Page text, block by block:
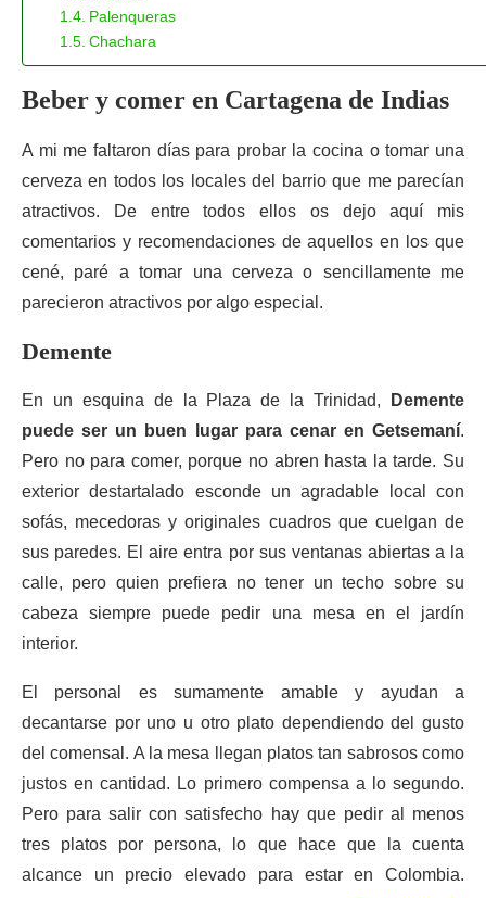
Palenqueras
Chachara
Beber y comer en Cartagena de Indias
A mi me faltaron días para probar la cocina o tomar una
cerveza en todos los locales del barrio que me parecían
atractivos. De entre todos ellos os dejo aquí mis
comentarios y recomendaciones de aquellos en los que
cené, paré a tomar una cerveza o sencillamente me
parecieron atractivos por algo especial.
Demente
En un esquina de la Plaza de la Trinidad,
Demente
puede ser un buen lugar para cenar en Getsemaní.
Pero no para comer, porque no abren hasta la tarde. Su
exterior destartalado esconde un agradable local con
sofás, mecedoras y originales cuadros que cuelgan de
sus paredes. El aire entra por sus ventanas abiertas a la
calle, pero quien prefiera no tener un techo sobre su
cabeza siempre puede pedir una mesa en el jardín
interior.
El personal es sumamente amable y ayudan a
decantarse por uno u otro plato dependiendo del gusto
del comensal. A la mesa llegan platos tan sabrosos como
justos en cantidad. Lo primero compensa a lo segundo.
Pero para salir con satisfecho hay que pedir al menos
tres platos por persona, lo que hace que la cuenta
alcance un precio elevado para estar en Colombia.